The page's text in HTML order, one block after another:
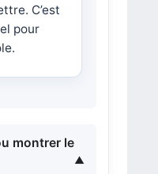
C’est
pour
montrer le